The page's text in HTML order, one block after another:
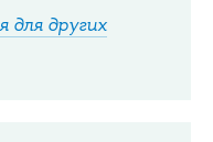
для других